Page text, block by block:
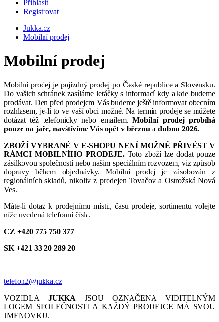
Přihlásit
Registrovat
Jukka.cz
Mobilní prodej
Mobilní prodej
Mobilní prodej je pojízdný prodej po České republice a Slovensku.
Do vašich schránek zasíláme letáčky s informací kdy a kde budeme
prodávat. Den před prodejem Vás budeme ještě informovat obecním
rozhlasem, je-li to ve vaší obci možné. Na termín prodeje se můžete
dotázat též telefonicky nebo emailem.Mobilní prodej probíhá
pouze na jaře, navštívíme Vás opět v březnu a dubnu 2026.
ZBOŽÍ VYBRANÉ V E-SHOPU NENÍ MOŽNÉ PŘIVÉST V
RÁMCI MOBILNÍHO PRODEJE. Toto zboží lze dodat pouze
zásilkovou společností nebo našim speciálním rozvozem, viz způsob
dopravy během objednávky. Mobilní prodej je zásobován z
regionálních skladů, nikoliv z prodejen Tovačov a Ostrožská Nová
Ves.
Máte-li dotaz k prodejnímu místu, času prodeje, sortimentu volejte
níže uvedená telefonní čísla.
CZ +420 775 750 377
SK +421 33 20 289 20
telefon2@jukka.cz
VOZIDLA JUKKA JSOU OZNAČENA VIDITELNÝM
LOGEM SPOLEČNOSTI A KAŽDÝ PRODEJCE MÁ SVOU
JMENOVKU.